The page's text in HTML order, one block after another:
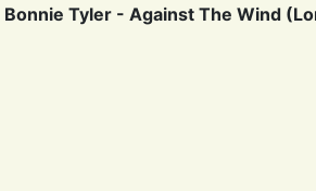
Bonnie Tyler - Against The Wind